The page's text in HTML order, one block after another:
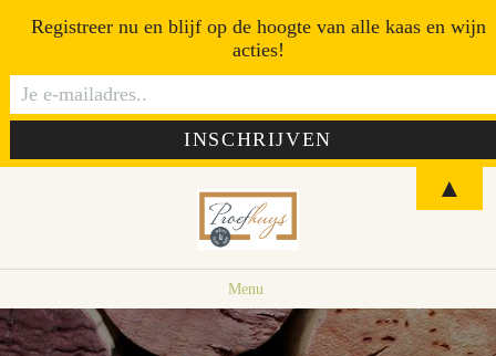
Menu
Registreer nu en blijf op de hoogte van alle kaas en wijn
acties!
▲